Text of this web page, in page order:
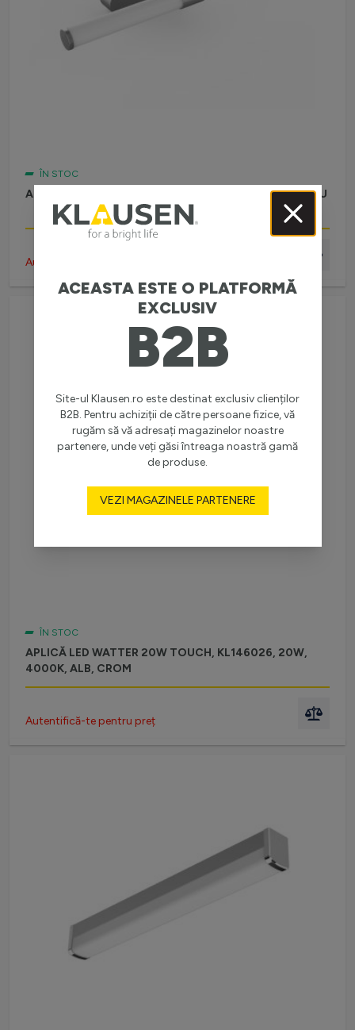
ACEASTA ESTE O PLATFORMĂ
EXCLUSIV
B2B
Site-ul Klausen.ro este destinat exclusiv clienților
B2B. Pentru achiziții de către persoane fizice, vă
rugăm să vă adresați magazinelor noastre
partenere, unde veți găsi întreaga noastră gamă
de produse.
VEZI MAGAZINELE PARTENERE
ÎN STOC
APLICĂ GNOMIC 6W, KL146028, 6W, 4000K, ARGINTIU
Autentifică-te pentru preț
ÎN STOC
APLICĂ LED WATTER 20W TOUCH, KL146026, 20W,
4000K, ALB, CROM
Autentifică-te pentru preț